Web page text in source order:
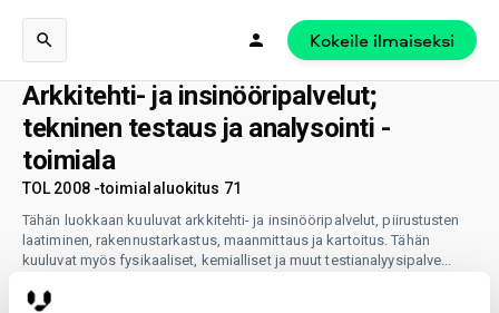
Kokeile ilmaiseksi
Arkkitehti- ja insinööripalvelut;
tekninen testaus ja analysointi -
toimiala
TOL 2008 -toimialaluokitus 71
Tähän luokkaan kuuluvat arkkitehti- ja insinööripalvelut, piirustusten
laatiminen, rakennustarkastus, maanmittaus ja kartoitus. Tähän
kuuluvat myös fysikaaliset, kemialliset ja muut testianalyysipalve...